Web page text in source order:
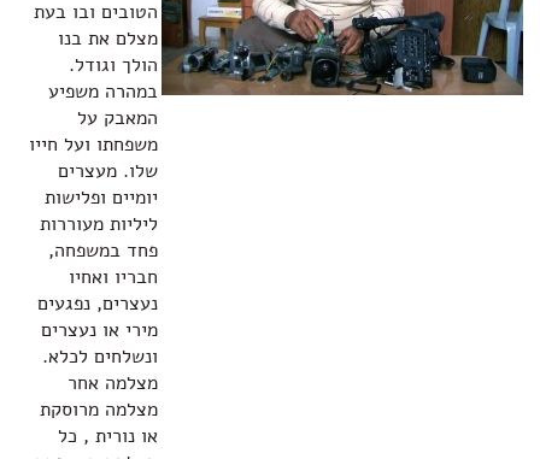
הטובים ובו בעת
מצלם את בנו
הולך וגודל.
במהרה משפיע
משפחתו ועל חייו
שלו. מעצרים
יומיים ופלישות
ליליות מעוררות
פחד במשפחה,
נעצרים, נפגעים
מירי או נעצרים
ונשלחים לכלא.
מצלמה אחר
מצלמה מרוסקת
או נורית , כל